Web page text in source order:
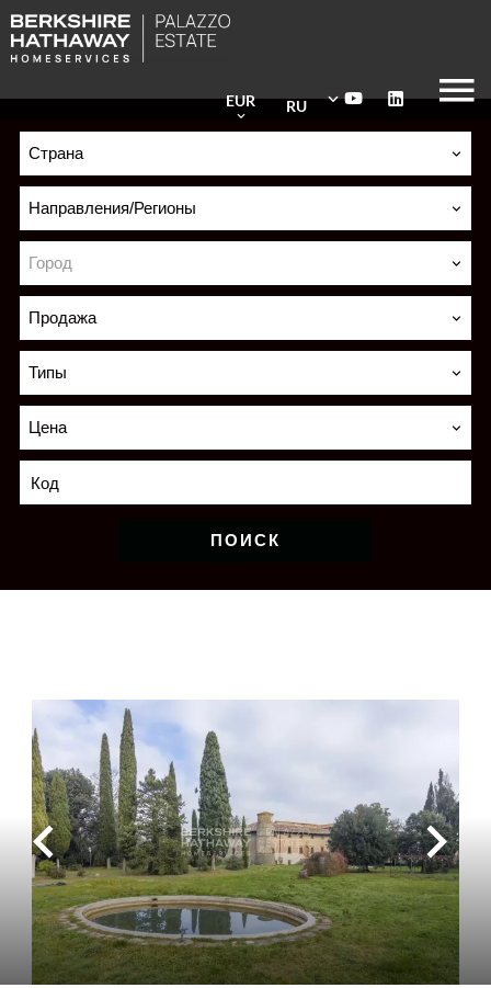
RU
EUR
Страна
Направления/Регионы
Город
Продажа
Типы
Цена
ПОИСК